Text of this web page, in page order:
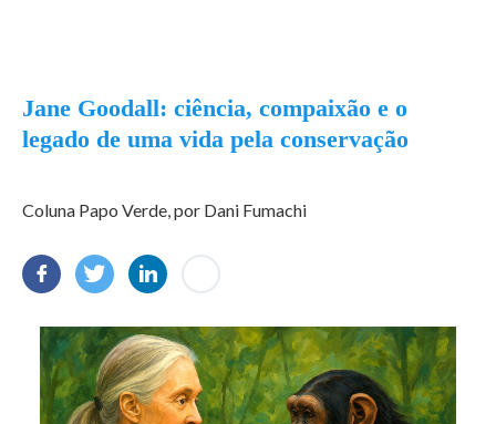
Jane Goodall: ciência, compaixão e o
legado de uma vida pela conservação
Coluna Papo Verde, por Dani Fumachi